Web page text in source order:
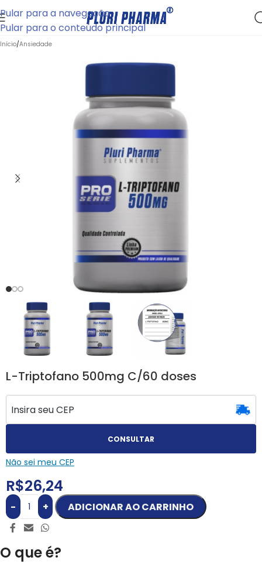
Pular para a navegação
Pular para o conteúdo principal
Início/Ansiedade
L-Triptofano 500mg C/60 doses
CONSULTAR
Não sei meu CEP
R$26,24
- + ADICIONAR AO CARRINHO
O que é?